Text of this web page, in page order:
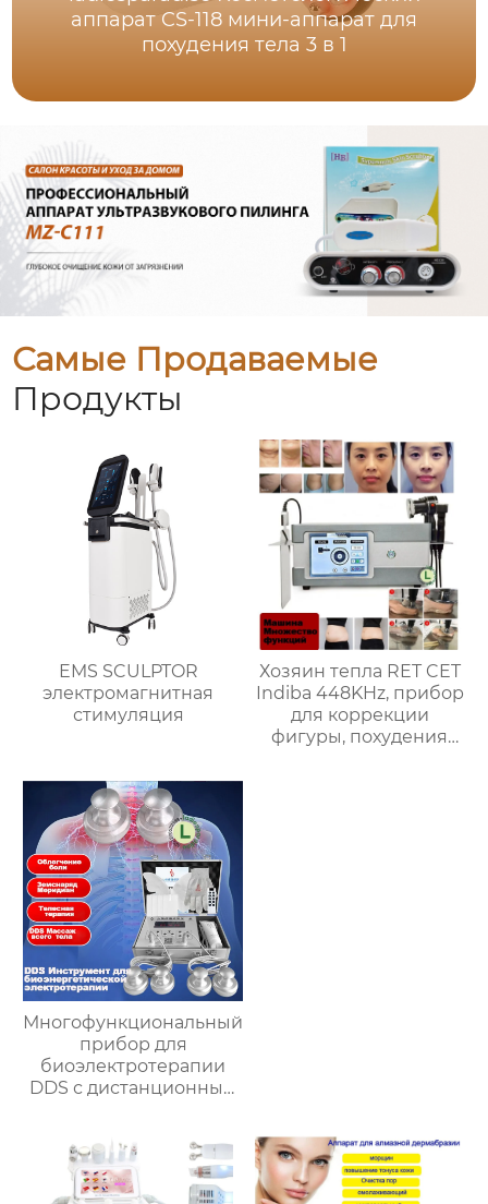
аппарат CS-118 мини-аппарат для
похудения тела 3 в 1
Самые Продаваемые
Продукты
EMS SCULPTOR
электромагнитная
стимуляция
Хозяин тепла RET CET
Indiba 448KHz, прибор
для коррекции
фигуры, похудения
Многофункциональный
прибор для
биоэлектротерапии
DDS с дистанционным
физиотерапия,
дноуглубление по
меридианам плеч, шеи,